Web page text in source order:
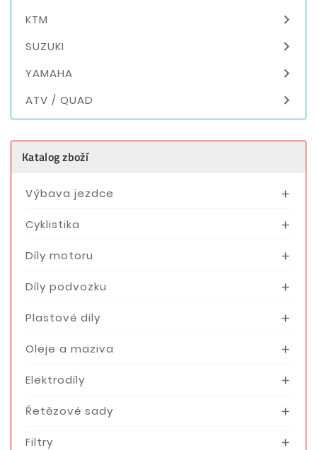
KTM 
SUZUKI 
YAMAHA 
ATV / QUAD 
Katalog zboží
Výbava jezdce 
Cyklistika 
Díly motoru 
Díly podvozku 
Plastové díly 
Oleje a maziva 
Elektrodíly 
Řetězové sady 
Filtry 